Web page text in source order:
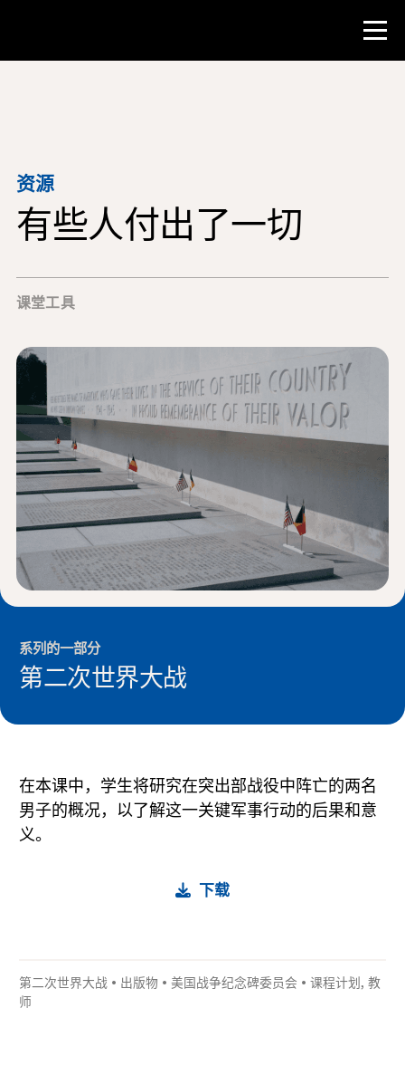
教师资源
课堂工具
研究所
为 NHD 学生提供建议
新闻与事件
关于 NHD®
参与其中
资源
有些人付出了一切
课堂工具
系列的一部分
第二次世界大战
在本课中，学生将研究在突出部战役中阵亡的两名
男子的概况，以了解这一关键军事行动的后果和意
义。
下载
第二次世界大战 • 出版物 • 美国战争纪念碑委员会 • 课程计划 , 教
师